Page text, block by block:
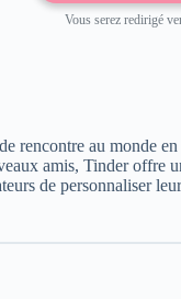
Vous serez redirigé
rencontre au monde
amis, Tinder offre
de personnaliser